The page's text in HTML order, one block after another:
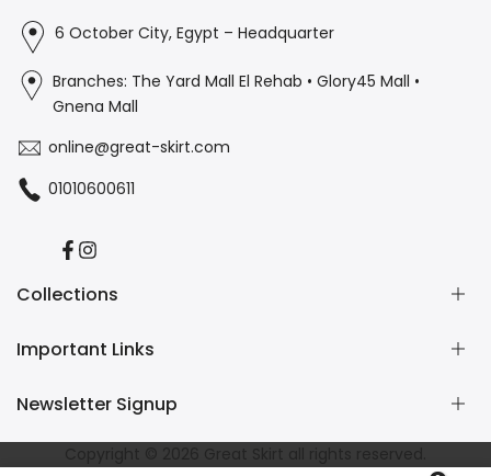
6 October City, Egypt – Headquarter
Branches: The Yard Mall El Rehab • Glory45 Mall •
Gnena Mall
online@great-skirt.com
01010600611
Facebook
Instagram
Collections
Casual
Home Wear
Important Links
Contact us
Refund and Returns Policy
Shipping Policy
Newsletter Signup
Subscribe to our newsletter and get 10% off your first
Copyright © 2026 Great Skirt all rights reserved.